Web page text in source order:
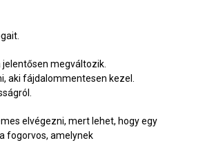
megváltozik.
aki fájdalommentesen kezel.
elvégezni, mert lehet, hogy egy
fogorvos, amelynek